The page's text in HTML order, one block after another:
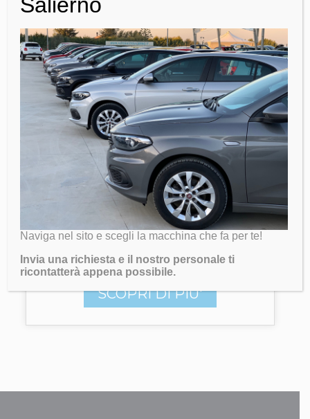
Carburante:Gasolio
SCOPRI DI PIU'
Nissan GTR
43.000 €
Chilometri: 10.000 km
Immatricolazione:2019
Carburante:Gasolio
SCOPRI DI PIU'
Salierno
Naviga nel sito e scegli la macchina che fa per te!
Invia una richiesta e il nostro personale ti
ricontatterà appena possibile.